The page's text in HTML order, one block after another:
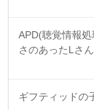
APD(聴覚情報
さのあったLさん
ギフティッドの